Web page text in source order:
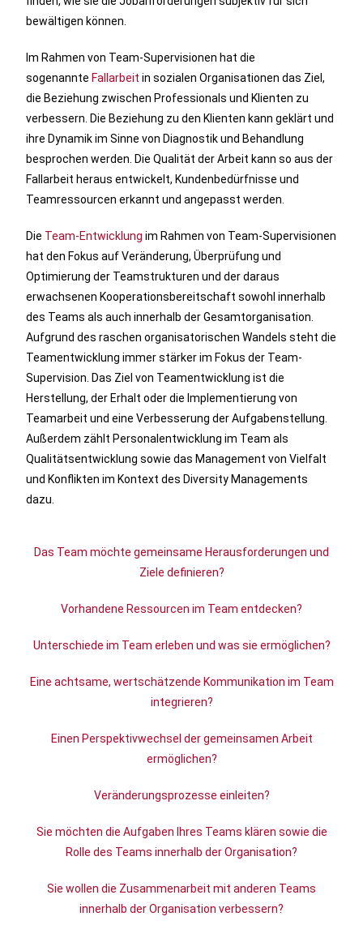
bewältigen können.
Im Rahmen von Team-Supervisionen hat die
sogenannte Fallarbeit in sozialen Organisationen das Ziel,
die Beziehung zwischen Professionals und Klienten zu
verbessern. Die Beziehung zu den Klienten kann geklärt und
ihre Dynamik im Sinne von Diagnostik und Behandlung
besprochen werden. Die Qualität der Arbeit kann so aus der
Fallarbeit heraus entwickelt, Kundenbedürfnisse und
Teamressourcen erkannt und angepasst werden.
Die Team-Entwicklung im Rahmen von Team-Supervisionen
hat den Fokus auf Veränderung, Überprüfung und
Optimierung der Teamstrukturen und der daraus
erwachsenen Kooperationsbereitschaft­ sowohl innerhalb
des Teams als auch innerhalb der Gesamtorganisation.
Aufgrund des raschen organisatorischen Wandels steht die
Teamentwicklung immer stärker im Fokus der Team-
Supervision. Das Ziel von Teamentwicklung ist die
Herstellung, der Erhalt oder die Implementierung von
Teamarbeit und eine Verbesserung der Aufgabenstellung.
Außerdem zählt Personalentwicklung im Team als
Qualitätsentwicklung sowie das Management von Vielfalt
und Konflikten im Kontext des Diversity Managements
dazu.
Das Team möchte gemeinsame Herausforderungen und
Ziele definieren?
Vorhandene Ressourcen im Team entdecken?
Unterschiede im Team erleben und was sie ermöglichen?
Eine achtsame, wertschätzende Kommunikation im Team
integrieren?
Einen Perspektivwechsel der gemeinsamen Arbeit
ermöglichen?
Veränderungsprozesse einleiten?
Sie möchten die Aufgaben Ihres Teams klären sowie die
Rolle des Teams innerhalb der Organisation?
Sie wollen die Zusammenarbeit mit anderen Teams
innerhalb der Organisation verbessern?